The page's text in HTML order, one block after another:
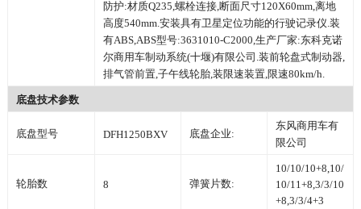
防护:材质Q235,螺栓连接,断面尺寸120X60mm,离地
高度540mm.安装具有卫星定位功能的行驶记录仪.装
有ABS,ABS型号:3631010-C2000,生产厂家:东科克诺
尔商用车制动系统(十堰)有限公司.装前轮盘式制动器,
排气管前置,子午线轮胎,装限速装置,限速80km/h.
底盘技术参数
底盘型号 DFH1250BXV 底盘企业:
东风商用车有
限公司
轮胎数 8 弹簧片数:
10/10/10+8,10/
10/11+8,3/3/10
+8,3/3/4+3